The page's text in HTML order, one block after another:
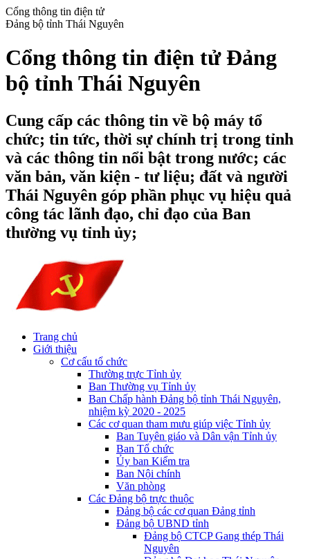
Cổng thông tin điện tử
Đảng bộ tỉnh Thái Nguyên
Cổng thông tin điện tử Đảng
bộ tỉnh Thái Nguyên
Cung cấp các thông tin về bộ máy tổ
chức; tin tức, thời sự chính trị trong tỉnh
và các thông tin nổi bật trong nước; các
văn bản, văn kiện - tư liệu; đất và người
Thái Nguyên góp phần phục vụ hiệu quả
công tác lãnh đạo, chỉ đạo của Ban
thường vụ tỉnh ủy;
Trang chủ
Giới thiệu
Cơ cấu tổ chức
Thường trực Tỉnh ủy
Ban Thường vụ Tỉnh ủy
Ban Chấp hành Đảng bộ tỉnh Thái Nguyên,
nhiệm kỳ 2020 - 2025
Các cơ quan tham mưu giúp việc Tỉnh ủy
Ban Tuyên giáo và Dân vận Tỉnh ủy
Ban Tổ chức
Ủy ban Kiểm tra
Ban Nội chính
Văn phòng
Các Đảng bộ trực thuộc
Đảng bộ các cơ quan Đảng tỉnh
Đảng bộ UBND tỉnh
Đảng bộ CTCP Gang thép Thái
Nguyên